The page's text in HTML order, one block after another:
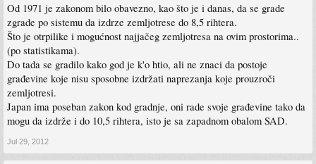
rihtera.
Zemljotres u Banja Luci je bio razoran isto kao i onaj u Izmiru, jer zbog
tadašnje strukture građevina koje su daleko od toga imale bilo kakve armature
i betonitsko cementne mase, koje se koriste u modernoj niskogradnji i
visokogradnji.
Click to expand...
Onda bolje da je bjezim iz moje zgrade, moja je oko izgrađena sezdesetih godina
proslog vijeka.
Od 1971 je zakonom bilo obavezno, kao što je i danas, da se grade
zgrade po sistemu da izdrze zemljotrese do 8,5 rihtera.
Što je otrpilike i mogućnost najjačeg zemljotresa na ovim prostorima..
(po statistikama).
Do tada se gradilo kako god je k'o htio, ali ne znaci da postoje
građevine koje nisu sposobne izdržati naprezanja koje prouzroči
zemljotresi.
Japan ima poseban zakon kod gradnje, oni rade svoje građevine tako da
mogu da izdrže i do 10,5 rihtera, isto je sa zapadnom obalom SAD.
Jul 29, 2012